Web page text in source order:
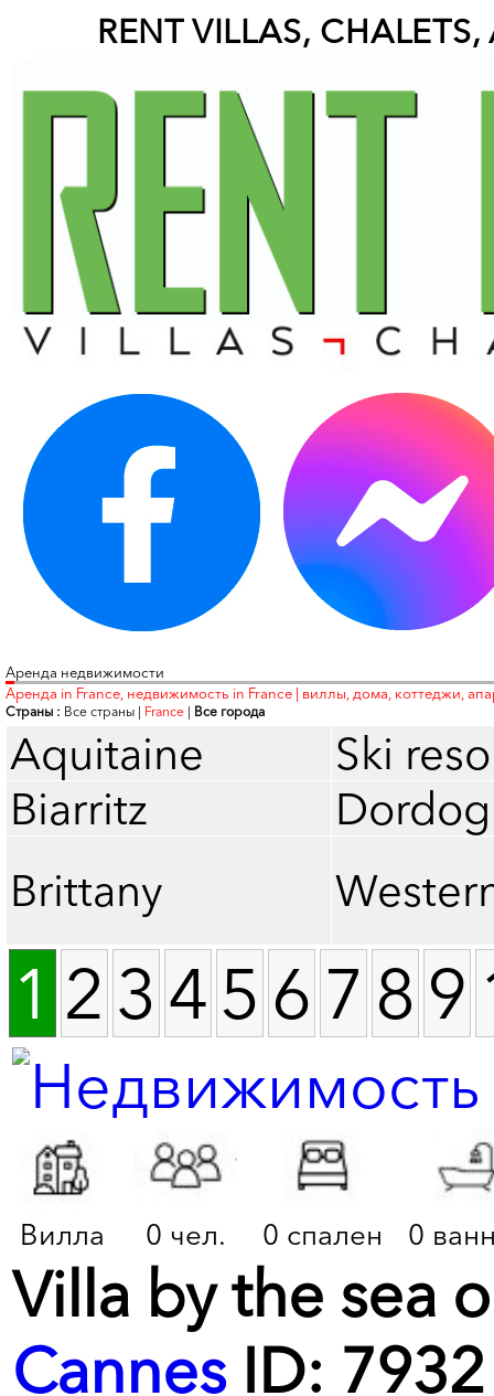
RENT VILLAS,
Аренда недвижимости
Аренда in France, недвижимость in France | виллы, дома, коттеджи,
Страны : Все страны | France | Все города
Aquitaine
Ski
Biarritz
Brittany
1 2 3 45 6 7 8 9
Вилла 0 чел. 0 спален 0
Villa by the sea
CannesID: 7932